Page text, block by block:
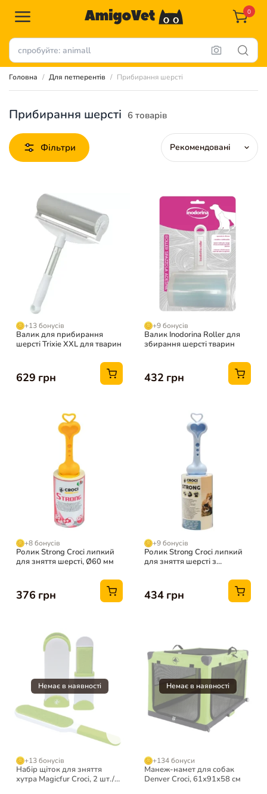
0
Головна Для петперентів Прибирання шерсті
Прибирання шерсті 6 товарів
Фільтри
+13 бонусів
Валик для прибирання
шерсті Trixie XXL для тварин
629 грн
+9 бонусів
Валик Inodorina Roller для
збирання шерсті тварин
432 грн
+8 бонусів
Ролик Strong Croci липкий
для зняття шерсті, Ø60 мм
376 грн
+9 бонусів
Ролик Strong Croci липкий
для зняття шерсті з
434 грн
+13 бонусів
Набір щіток для зняття
хутра Magicfur Croci, 2 шт./
+134 бонуси
Манеж-намет для собак
Denver Croci, 61х91х58 см